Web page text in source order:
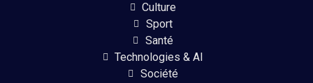
Culture
Sport
Santé
Technologies & AI
Société